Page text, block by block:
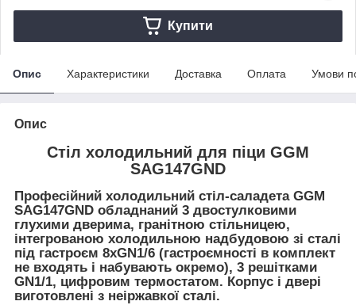
Купити
Опис Характеристики Доставка Оплата Умови
Опис
Стіл холодильний для піци GGM
SAG147GND
Професійний холодильний стіл-саладета GGM
SAG147GND обладнаний 3 двостулковими
глухими дверима, гранітною стільницею,
інтегрованою холодильною надбудовою зі сталі
під гастроєм 8хGN1/6 (гастроємності в комплект
не входять і набувають окремо), 3 решітками
GN1/1, цифровим термостатом. Корпус і двері
виготовлені з неіржавкої сталі.